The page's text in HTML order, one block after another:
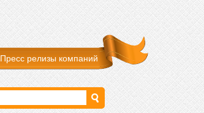
Пресс релизы компаний